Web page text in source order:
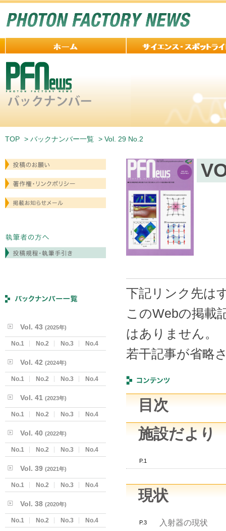
TOP > バックナンバー一覧 > Vol. 29 No.2
下記リンク先は
このWebの掲載
はありません。
若干記事が省略
目次
施設だより
P.1
現状
P.3 入射器の現状
Vol. 43 (2025年)
No.1 No.2 No.3 No.4
Vol. 42 (2024年)
No.1 No.2 No.3 No.4
Vol. 41 (2023年)
No.1 No.2 No.3 No.4
Vol. 40 (2022年)
No.1 No.2 No.3 No.4
Vol. 39 (2021年)
No.1 No.2 No.3 No.4
Vol. 38 (2020年)
No.1 No.2 No.3 No.4